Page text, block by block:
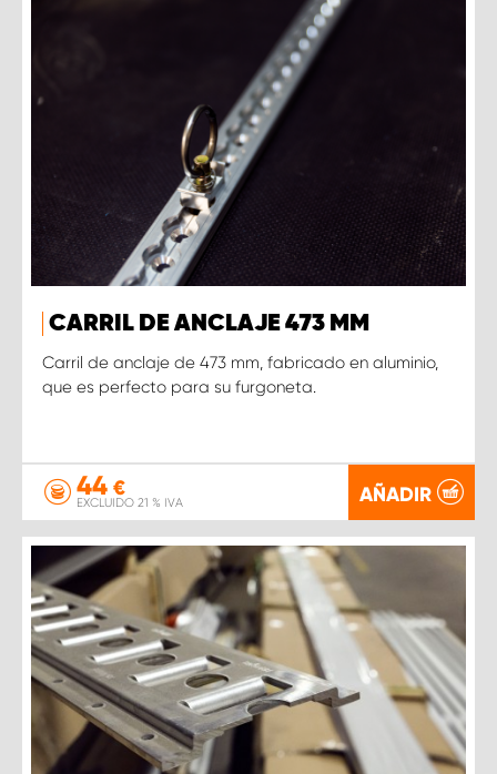
CARRIL DE ANCLAJE 473 MM
Carril de anclaje de 473 mm, fabricado en aluminio,
que es perfecto para su furgoneta.
44 €
EXCLUIDO 21 % IVA AÑADIR